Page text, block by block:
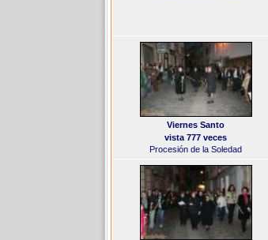
Viernes Santo
vista 777 veces
Procesión de la Soledad